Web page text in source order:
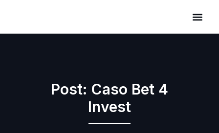
Post: Caso Bet 4
Invest